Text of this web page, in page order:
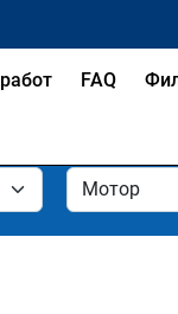
FAQ